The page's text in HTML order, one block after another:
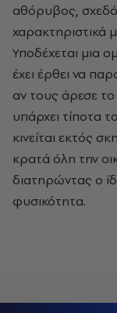
αθόρυβος,
χαρακτηριστικά
Υποδέχεται μια
έχει έρθει να
αν τους άρεσε
υπάρχει τίποτα
κινείται εκτός
κρατά όλη την
διατηρώντας ο
φυσικότητα.